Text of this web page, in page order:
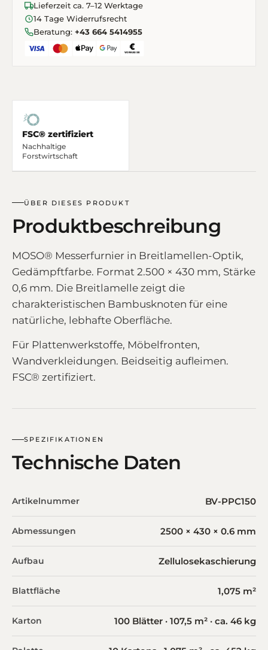
Lieferzeit ca. 7–12 Werktage
14 Tage Widerrufsrecht
Beratung: +43 664 5414955
FSC® zertifiziert
Nachhaltige
Forstwirtschaft
ÜBER DIESES PRODUKT
Produktbeschreibung
MOSO® Messerfurnier in Breitlamellen-Optik,
Gedämpftfarbe. Format 2.500 × 430 mm, Stärke
0,6 mm. Die Breitlamelle zeigt die
charakteristischen Bambusknoten für eine
natürliche, lebhafte Oberfläche.
Für Plattenwerkstoffe, Möbelfronten,
Wandverkleidungen. Beidseitig aufleimen.
FSC® zertifiziert.
SPEZIFIKATIONEN
Technische Daten
Artikelnummer BV-PPC150
Abmessungen 2500 × 430 × 0.6 mm
Aufbau Zellulosekaschierung
Blattfläche 1,075 m²
Karton 100 Blätter · 107,5 m² · ca. 46 kg